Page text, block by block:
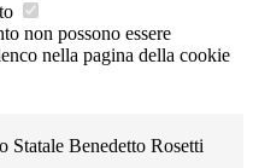
non possono essere
nella pagina della cookie
Statale Benedetto Rosetti